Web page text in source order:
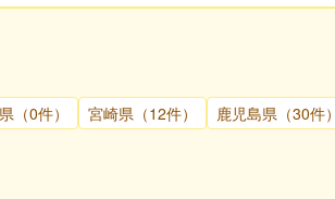
（0件） 宮崎県（12件）
鹿児島県（30件）